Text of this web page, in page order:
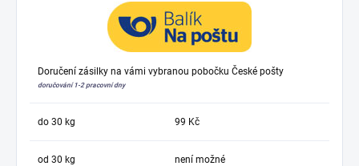
Doručení zásilky na vámi vybranou pobočku České pošty
doručování 1-2 pracovní dny
do 30 kg 99 Kč
od 30 kg není možné